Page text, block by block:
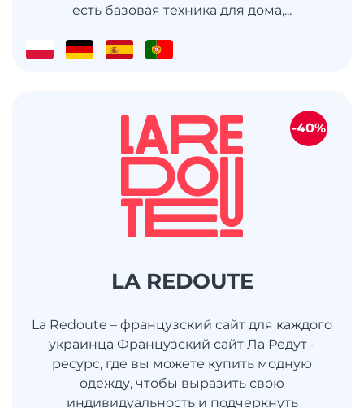
есть базовая техника для дома,...
LA REDOUTE
La Redoute – французский сайт для каждого
украинца Французский сайт Ла Редут -
ресурс, где вы можете купить модную
одежду, чтобы выразить свою
индивидуальность и подчеркнуть
-40%